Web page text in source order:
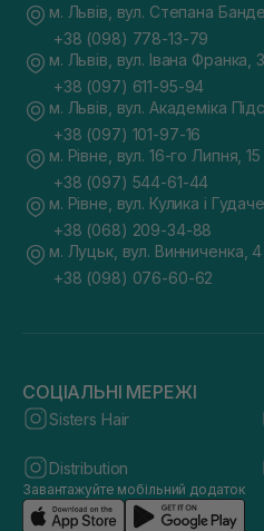
м. Львів, вул. Степана
+38 (098) 778-13-79
м. Львів, вул. Івана Франка,
+38 (097) 611-95-94
м. Львів, вул. Академіка
+38 (097) 101-97-16
м. Рівне, вул. 16-го Липня, 15
+38 (097) 544-61-44
м. Рівне, вул. Кулика і
+38 (068) 209-34-88
м. Луцьк, вул. Винниченка, 4
+38 (098) 076-60-62
СОЦІАЛЬНІ МЕРЕЖІ
Sisters Hair
Distribution
Завантажуйте мобільний додаток